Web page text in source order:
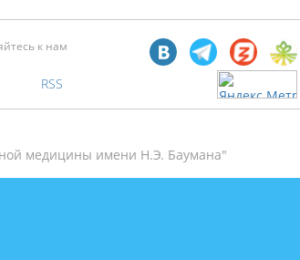
к нам
RSS
медицины имени Н.Э. Баумана"